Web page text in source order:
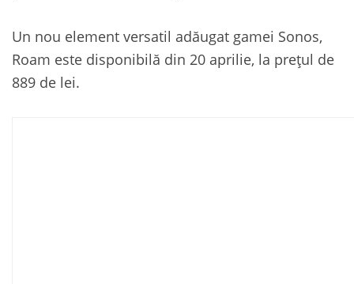
Un nou element versatil adăugat gamei Sonos,
Roam este disponibilă din 20 aprilie, la prețul de
889 de lei.